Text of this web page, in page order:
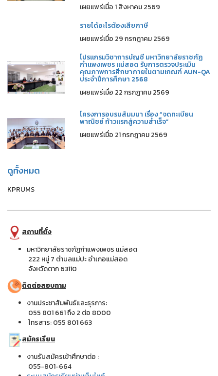
เผยแพร่เมื่อ 1 สิงหาคม 2569
รายได้อะไรต้องเสียภาษี
เผยแพร่เมื่อ 29 กรกฎาคม 2569
โปรแกรมวิชาการบัญชี มหาวิทยาลัยราชภัฏ
กำแพงเพชร แม่สอด รับการตรวจประเมิน
คุณภาพการศึกษาภายในตามเกณฑ์ AUN-QA
ประจำปีการศึกษา 2568
เผยแพร่เมื่อ 22 กรกฎาคม 2569
โครงการอบรมสัมมนา เรื่อง “จดทะเบียน
พาณิชย์ ก้าวแรกสู่ความสำเร็จ”
เผยแพร่เมื่อ 21 กรกฎาคม 2569
ดูทั้งหมด
KPRUMS
สถานที่ตั้ง
มหาวิทยาลัยราชภัฏกำแพงเพชร แม่สอด
222 หมู่ 7 ตำบลแม่ปะ อำเภอแม่สอด
จังหวัดตาก 63110
ติดต่อสอบถาม
งานประชาสัมพันธ์และธุรการ:
055 801 661 ถึง 2 ต่อ 8000
โทรสาร: 055 801 663
สมัครเรียน
งานรับสมัครเข้าศึกษาต่อ :
055-801-664